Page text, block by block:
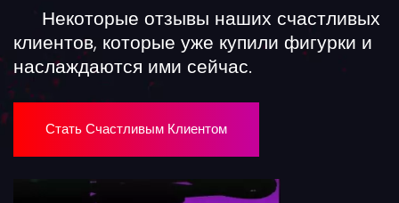
Некоторые отзывы наших счастливых
клиентов, которые уже купили фигурки и
наслаждаются ими сейчас.
Стать Счастливым Клиентом